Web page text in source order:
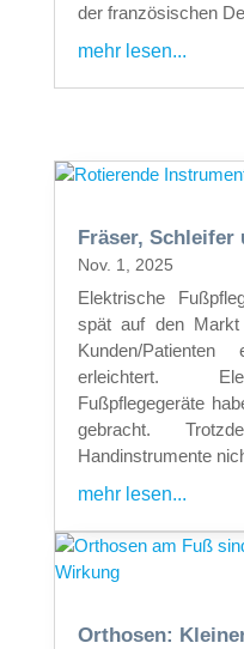
der französischen
mehr lesen...
Fräser, Schleifer
Nov. 1, 2025
Elektrische
spät auf den
Kunden/
erleichtert.
Fußpflegegeräte
gebracht.
Handinstrumente
mehr lesen...
Orthosen: